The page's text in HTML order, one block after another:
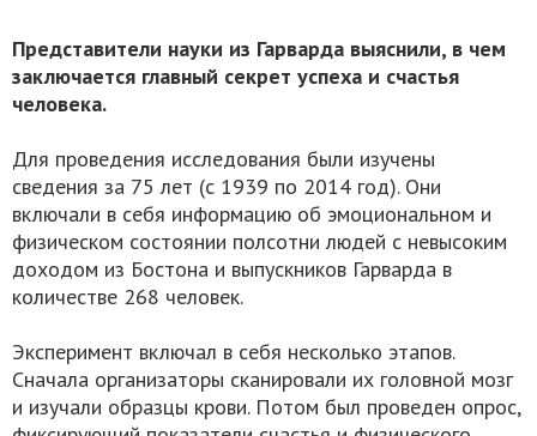
Представители науки из Гарварда выяснили, в чем
заключается главный секрет успеха и счастья
человека.
Для проведения исследования были изучены
сведения за 75 лет (с 1939 по 2014 год). Они
включали в себя информацию об эмоциональном и
физическом состоянии полсотни людей с невысоким
доходом из Бостона и выпускников Гарварда в
количестве 268 человек.
Эксперимент включал в себя несколько этапов.
Сначала организаторы сканировали их головной мозг
и изучали образцы крови. Потом был проведен опрос,